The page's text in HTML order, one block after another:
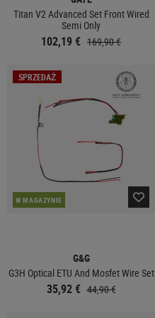
Titan V2 Advanced Set Front Wired
Semi Only
102,19 € 169,90 €
SPRZEDAŻ
W MAGAZYNIE
G&G
G3H Optical ETU And Mosfet Wire Set
35,92 € 44,90 €